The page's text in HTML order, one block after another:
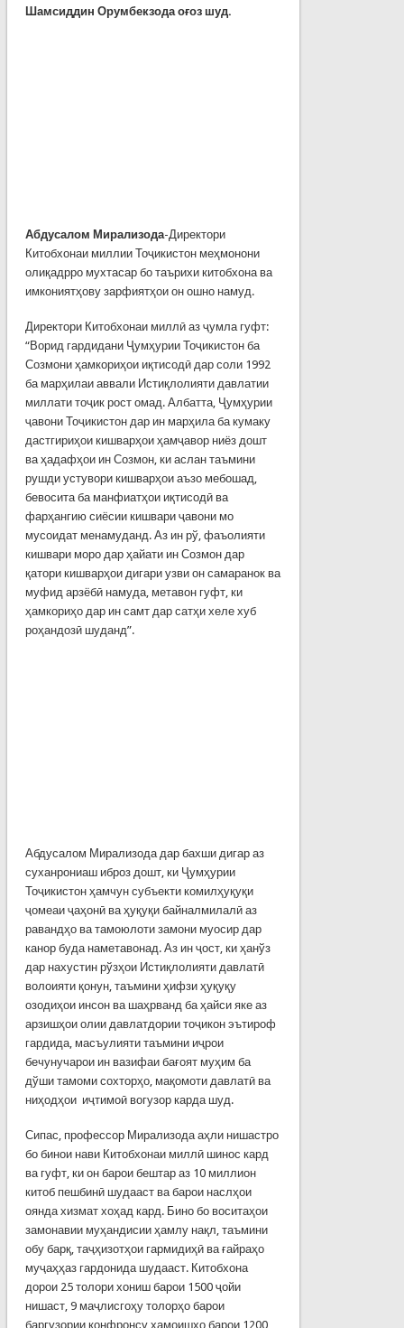
Шамсиддин Орумбекзодаоғоз шуд.
Абдусалом Мирализода-Директори
Китобхонаи миллии Тоҷикистон меҳмонони
олиқадрро мухтасар бо таърихи китобхона ва
имкониятҳову зарфиятҳои он ошно намуд.
Директори Китобхонаи миллӣ аз ҷумла гуфт:
“Ворид гардидани Ҷумҳурии Тоҷикистон ба
Созмони ҳамкориҳои иқтисодӣ дар соли 1992
ба марҳилаи аввали Истиқлолияти давлатии
миллати тоҷик рост омад. Албатта, Ҷумҳурии
ҷавони Тоҷикистон дар ин марҳила ба кумаку
дастгириҳои кишварҳои ҳамҷавор ниёз дошт
ва ҳадафҳои ин Созмон, ки аслан таъмини
рушди устувори кишварҳои аъзо мебошад,
бевосита ба манфиатҳои иқтисодӣ ва
фарҳангию сиёсии кишвари ҷавони мо
мусоидат менамуданд. Аз ин рў, фаъолияти
кишвари моро дар ҳайати ин Созмон дар
қатори кишварҳои дигари узви он самаранок ва
муфид арзёбӣ намуда, метавон гуфт, ки
ҳамкориҳо дар ин самт дар сатҳи хеле хуб
роҳандозӣ шуданд”.
Абдусалом Мирализода дар бахши дигар аз
суханрониаш иброз дошт, ки Ҷумҳурии
Тоҷикистон ҳамчун субъекти комилҳуқуқи
ҷомеаи ҷаҳо­нӣ ва ҳуқуқи байналмилалӣ аз
равандҳо ва тамоюлоти замони муосир дар
канор буда наметавонад. Аз ин ҷост, ки ҳанўз
дар нахустин рўзҳои Истиқлолияти давлатӣ
волоияти қонун, таъмини ҳифзи ҳуқуқу
озодиҳои инсон ва шаҳрванд ба ҳайси яке аз
арзишҳои олии давлатдории тоҷикон эътироф
гардида, масъулияти таъмини иҷрои
бечунучарои ин вазифаи бағоят муҳим ба
дўши тамоми сохторҳо, мақомоти давлатӣ ва
ниҳод­ҳои иҷтимоӣ вогузор карда шуд.
Сипас, профессор Мирализода аҳли нишастро
бо бинои нави Китобхонаи миллӣ шинос кард
ва гуфт, ки он барои бештар аз 10 миллион
китоб пешбинӣ шудааст ва барои наслҳои
оянда хизмат хоҳад кард. Бино бо воситаҳои
замонавии муҳандисии ҳамлу нақл, таъмини
обу барқ, таҷҳизотҳои гармидиҳӣ ва ғайраҳо
муҷаҳҳаз гардонида шудааст. Китобхона
дорои 25 толори хониш барои 1500 ҷойи
нишаст, 9 маҷлисгоҳу толорҳо барои
баргузории конфронсу ҳамоишҳо барои 1200